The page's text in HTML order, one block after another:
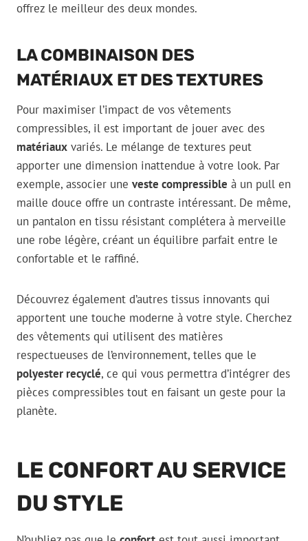
offrez le meilleur des deux mondes.
LA COMBINAISON DES
MATÉRIAUX ET DES TEXTURES
Pour maximiser l’impact de vos vêtements
compressibles, il est important de jouer avec des
matériaux variés. Le mélange de textures peut
apporter une dimension inattendue à votre look. Par
exemple, associer une veste compressible à un pull en
maille douce offre un contraste intéressant. De même,
un pantalon en tissu résistant complétera à merveille
une robe légère, créant un équilibre parfait entre le
confortable et le raffiné.
Découvrez également d’autres tissus innovants qui
apportent une touche moderne à votre style. Cherchez
des vêtements qui utilisent des matières
respectueuses de l’environnement, telles que le
polyester recyclé, ce qui vous permettra d’intégrer des
pièces compressibles tout en faisant un geste pour la
planète.
LE CONFORT AU SERVICE
DU STYLE